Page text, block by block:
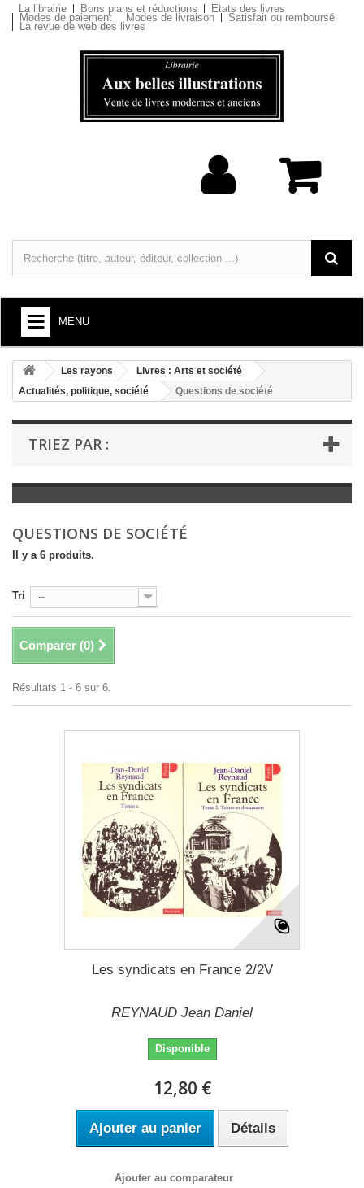
La librairie Bons plans et réductions Etats des livres
Modes de paiement Modes de livraison Satisfait ou remboursé
La revue de web des livres
MENU
+
LIVRES : ARTS ET SOCIÉTÉ
+
LIVRES : LITTÉRATURE
+
LIVRES : JEUNESSE
LIVRES ANCIENS AVANT 1900
Les rayons
Livres : Arts et société
Actualités, politique, société
Questions de société
TRIEZ PAR :
QUESTIONS DE SOCIÉTÉ
Il y a 6 produits.
Tri --
Comparer (0)
Résultats 1 - 6 sur 6.
Les syndicats en France 2/2V
REYNAUD Jean Daniel
Disponible
12,80 €
Ajouter au panier Détails
Ajouter au comparateur